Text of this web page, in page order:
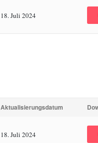
18. Juli 2024
Aktualisierungsdatum
18. Juli 2024